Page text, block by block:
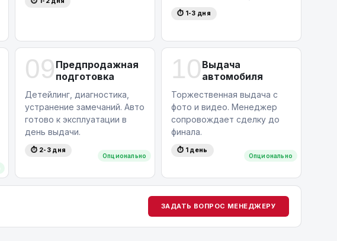
⏱ 1-3 дня
09 Предпродажная
подготовка
Опционально
Детейлинг, диагностика,
устранение замечаний. Авто
готово к эксплуатации в
день выдачи.
⏱ 2-3 дня
10 Выдача
автомобиля
Опционально
Торжественная выдача с
фото и видео. Менеджер
сопровождает сделку до
финала.
⏱ 1 день
ЗАДАТЬ ВОПРОС МЕНЕДЖЕРУ